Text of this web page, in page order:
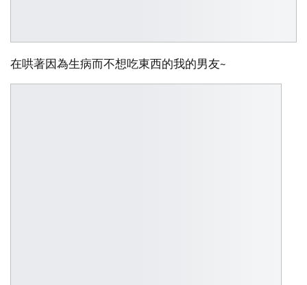
在哄著因為生病而不想吃東西的我的男友~